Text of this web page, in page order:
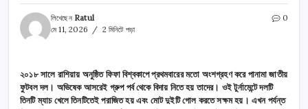
লিখেছেন Ratul
মে 11, 2026
2 মিনিটে পড়া
0
২০১৮ সালে রাশিয়ায় অনুষ্ঠিত ফিফা বিশ্বকাপে প্রথমবারের মতো অংশগ্রহণ করে পানামা জাতীয়
ফুটবল দল। অভিষেক আসরেই গ্রুপ পর্ব থেকে বিদায় নিতে হয় তাদের। ওই টুর্নামেন্টে দলটি
তিনটি ম্যাচ খেলে তিনটিতেই পরাজিত হয় এবং মোট দুইটি গোল করতে সক্ষম হয়। এখন পর্যন্ত